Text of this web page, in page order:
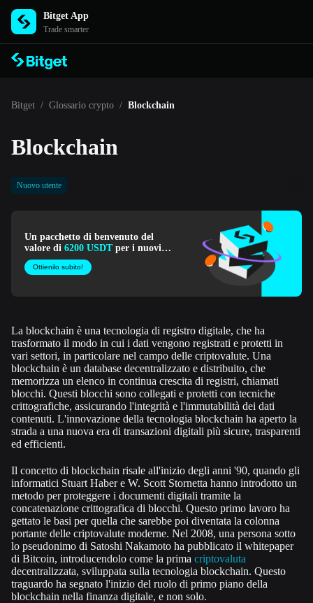
Bitget App
Trade smarter
Bitget / Glossario crypto / Blockchain
Blockchain
Nuovo utente
Un pacchetto di benvenuto del
valore di 6200 USDTper i nuovi
utenti di Bitget!
Ottienilo subito!
La blockchain è una tecnologia di registro digitale, che ha
trasformato il modo in cui i dati vengono registrati e protetti in
vari settori, in particolare nel campo delle criptovalute. Una
blockchain è un database decentralizzato e distribuito, che
memorizza un elenco in continua crescita di registri, chiamati
blocchi. Questi blocchi sono collegati e protetti con tecniche
crittografiche, assicurando l'integrità e l'immutabilità dei dati
contenuti. L'innovazione della tecnologia blockchain ha aperto la
strada a una nuova era di transazioni digitali più sicure, trasparenti
ed efficienti.
Il concetto di blockchain risale all'inizio degli anni '90, quando gli
informatici Stuart Haber e W. Scott Stornetta hanno introdotto un
metodo per proteggere i documenti digitali tramite la
concatenazione crittografica di blocchi. Questo primo lavoro ha
gettato le basi per quella che sarebbe poi diventata la colonna
portante delle criptovalute moderne. Nel 2008, una persona sotto
lo pseudonimo di Satoshi Nakamoto ha pubblicato il whitepaper
di Bitcoin, introducendolo come la prima criptovaluta
decentralizzata, sviluppata sulla tecnologia blockchain. Questo
traguardo ha segnato l'inizio del ruolo di primo piano della
blockchain nella finanza digitale, e non solo.